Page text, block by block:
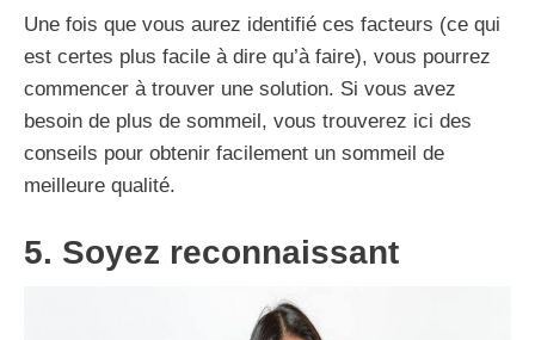
Une fois que vous aurez identifié ces facteurs (ce qui
est certes plus facile à dire qu’à faire), vous pourrez
commencer à trouver une solution. Si vous avez
besoin de plus de sommeil, vous trouverez ici des
conseils pour obtenir facilement un sommeil de
meilleure qualité.
5. Soyez reconnaissant